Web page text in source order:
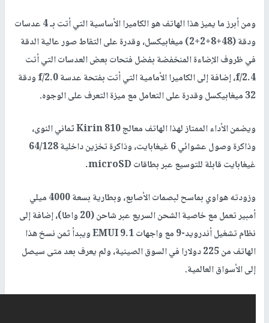
ومن أبرز ما يميز هذا الهاتف هو الكاميرا الأساسية التي أتت بـ 4 عدسات
ودقة (48+8+2+2) ميغابيكسل، وقدرة على التقاط صور عالية الدقة
في ظروف الإضاءة المنخفضة بفضل فتحات بعض العدسات التي أتت
f/2.4، إضافة إلى الكاميرا الأمامية التي أتت بفتحة عدسة f/2.0 ودقة
32 ميغابيكسل وقدرة على التعامل مع ميزة التعرف على الوجوه.
ويضمن الأداء الممتاز لهذا الهاتف معالج Kirin 810 ثماني النوى،
وذاكرة وصول عشوائي 6 غيغابايت، وذاكرة تخزين داخلية 64/128
غيغابايت قابلة للتوسيع عبر بطاقات microSD.
وزودته هواوي بماسح لبصمات الأصابع، وبطارية بسعة 4000 ميلي
أمبير تعمل مع خاصية الشحن السريع عبر شاحن (20 واطا)، إضافة إلى
نظام تشغيل أندرويد-9 مع واجهات EMUI 9.1 ويبدأ ثمن نسخ هذا
الهاتف من 225 دولارا في السوق الصينية، ولم يعرف بعد متى سيصل
إلى الأسواق العالمية.